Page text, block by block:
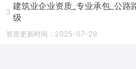
3
建筑业企业资质_专业承包_公路
级
资质更新时间：2025-07-29